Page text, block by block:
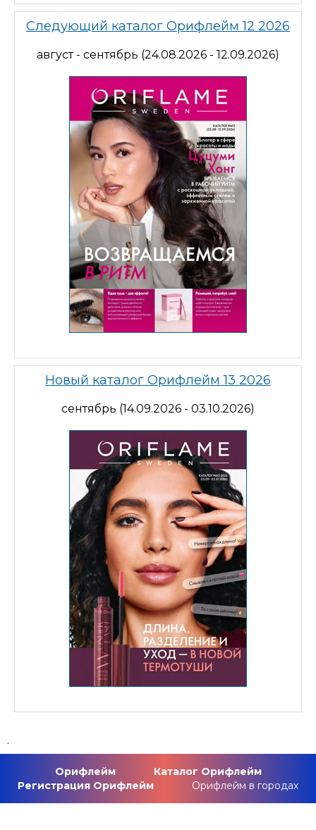
Следующий каталог Орифлейм 12 2026
август - сентябрь (24.08.2026 - 12.09.2026)
Новый каталог Орифлейм 13 2026
сентябрь (14.09.2026 - 03.10.2026)
.
Орифлейм
Каталог Орифлейм
Регистрация Орифлейм
Орифлейм в городах